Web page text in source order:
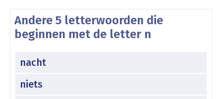
Andere 5 letterwoorden die
beginnen met de letter n
nacht
niets